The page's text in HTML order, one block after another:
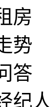
房
势
答
纪人